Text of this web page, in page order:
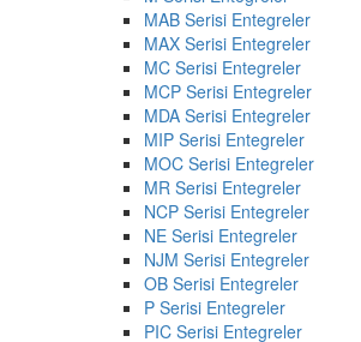
MAB Serisi Entegreler
MAX Serisi Entegreler
MC Serisi Entegreler
MCP Serisi Entegreler
MDA Serisi Entegreler
MIP Serisi Entegreler
MOC Serisi Entegreler
MR Serisi Entegreler
NCP Serisi Entegreler
NE Serisi Entegreler
NJM Serisi Entegreler
OB Serisi Entegreler
P Serisi Entegreler
PIC Serisi Entegreler